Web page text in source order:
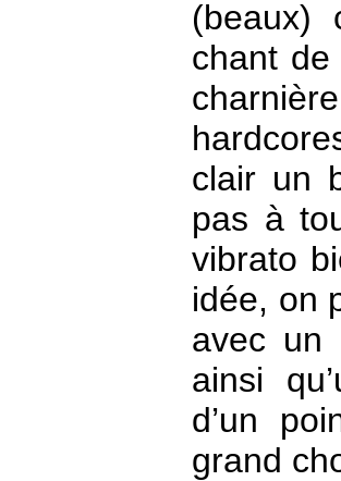
(beaux)
chant de
clair un
pas à
vibrato
idée, on
avec un
ainsi
d’un
grand